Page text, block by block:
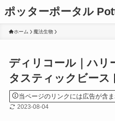
ポッターポータル
ホーム 魔法生物
ディリコール｜ハリ
タスティックビース
当ページのリンクには広告が含ま
2023-08-04